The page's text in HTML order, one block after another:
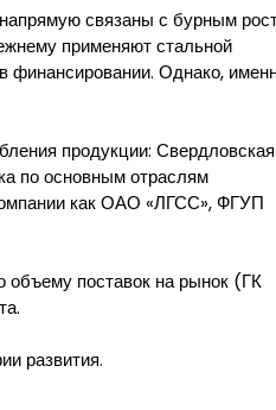
связаны с бурным
применяют стальной
финансировании. Однако,
продукции: Свердловская
по основным отраслям
как ОАО «ЛГСС», ФГУП
объему поставок на рынок (ГК
развития.